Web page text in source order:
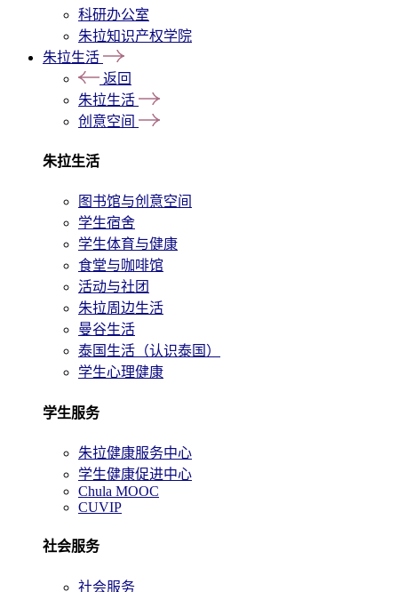
科研办公室
朱拉知识产权学院
朱拉生活
返回
朱拉生活
创意空间
朱拉生活
图书馆与创意空间
学生宿舍
学生体育与健康
食堂与咖啡馆
活动与社团
朱拉周边生活
曼谷生活
泰国生活（认识泰国）
学生心理健康
学生服务
朱拉健康服务中心
学生健康促进中心
Chula MOOC
CUVIP
社会服务
社会服务